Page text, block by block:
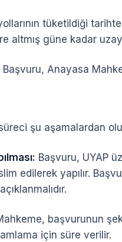
tüketildiği
altmış güne kadar
Başvuru, Anayasa
şu aşamalardan
Başvuru, UYAP
edilerek yapılır.
başvurunun
için süre verilir.